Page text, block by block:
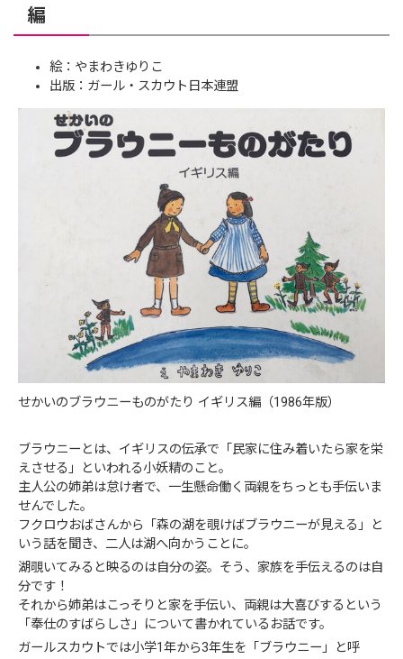
編
絵：やまわきゆりこ
出版：ガール・スカウト日本連盟
せかいのブラウニーものがたり イギリス編（1986年版）
ブラウニーとは、イギリスの伝承で「民家に住み着いたら家を栄
えさせる」といわれる小妖精のこと。
主人公の姉弟は怠け者で、一生懸命働く両親をちっとも手伝いま
せんでした。
フクロウおばさんから「森の湖を覗けばブラウニーが見える」と
いう話を聞き、二人は湖へ向かうことに。
湖覗いてみると映るのは自分の姿。そう、家族を手伝えるのは自
分です！
それから姉弟はこっそりと家を手伝い、両親は大喜びするという
「奉仕のすばらしさ」について書かれているお話です。
ガールスカウトでは小学1年から3年生を「ブラウニー」と呼